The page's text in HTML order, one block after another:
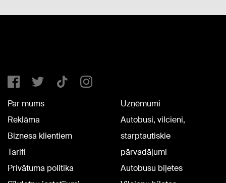
Par mums
Reklāma
Biznesa klientiem
Tarifi
Privātuma politika
Uzņēmumi
Autobusi, vilcieni,
starptautiskie
pārvadājumi
Autobusu biļetes